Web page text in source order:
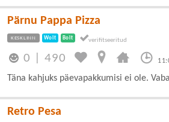
Pärnu Pappa Pizza
KESKLINN Wolt Bolt
0 |490
Täna kahjuks päevapakkumisi ei ole.
Retro Pesa